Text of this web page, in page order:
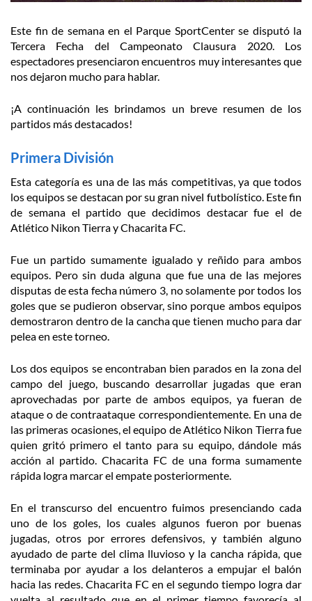
Este fin de semana en el Parque SportCenter se disputó la
Tercera Fecha del Campeonato Clausura 2020. Los
espectadores presenciaron encuentros muy interesantes que
nos dejaron mucho para hablar.
¡A continuación les brindamos un breve resumen de los
partidos más destacados!
Primera División
Esta categoría es una de las más competitivas, ya que todos
los equipos se destacan por su gran nivel futbolístico. Este fin
de semana el partido que decidimos destacar fue el de
Atlético Nikon Tierra y Chacarita FC.
Fue un partido sumamente igualado y reñido para ambos
equipos. Pero sin duda alguna que fue una de las mejores
disputas de esta fecha número 3, no solamente por todos los
goles que se pudieron observar, sino porque ambos equipos
demostraron dentro de la cancha que tienen mucho para dar
pelea en este torneo.
Los dos equipos se encontraban bien parados en la zona del
campo del juego, buscando desarrollar jugadas que eran
aprovechadas por parte de ambos equipos, ya fueran de
ataque o de contraataque correspondientemente. En una de
las primeras ocasiones, el equipo de Atlético Nikon Tierra fue
quien gritó primero el tanto para su equipo, dándole más
acción al partido. Chacarita FC de una forma sumamente
rápida logra marcar el empate posteriormente.
En el transcurso del encuentro fuimos presenciando cada
uno de los goles, los cuales algunos fueron por buenas
jugadas, otros por errores defensivos, y también alguno
ayudado de parte del clima lluvioso y la cancha rápida, que
terminaba por ayudar a los delanteros a empujar el balón
hacia las redes. Chacarita FC en el segundo tiempo logra dar